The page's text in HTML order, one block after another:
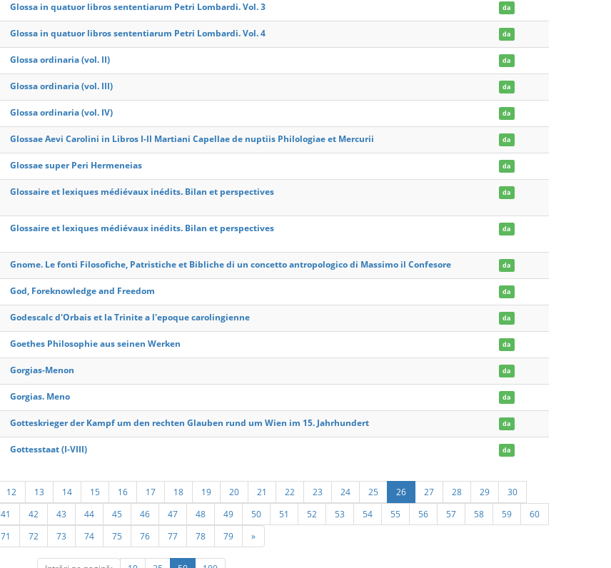
Glossa in quatuor libros sententiarum Petri Lombardi. Vol. 3 da
Glossa in quatuor libros sententiarum Petri Lombardi. Vol. 4 da
Glossa ordinaria (vol. II) da
Glossa ordinaria (vol. III) da
Glossa ordinaria (vol. IV) da
Glossae Aevi Carolini in Libros I-II Martiani Capellae de nuptiis Philologiae et Mercurii da
Glossae super Peri Hermeneias da
Glossaire et lexiques médiévaux inédits. Bilan et perspectives da
Glossaire et lexiques médiévaux inédits. Bilan et perspectives da
Gnome. Le fonti Filosofiche, Patristiche et Bibliche di un concetto antropologico di Massimo il Confesore da
God, Foreknowledge and Freedom da
Godescalc d'Orbais et la Trinite a l'epoque carolingienne da
Goethes Philosophie aus seinen Werken da
Gorgias-Menon da
Gorgias. Meno da
Gotteskrieger der Kampf um den rechten Glauben rund um Wien im 15. Jahrhundert da
Gottesstaat (I-VIII) da
12 13 14 15 16 17 18 19 20 21 22 23 24 25 26 27 28 29
30
41 42 43 44 45 46 47 48 49 50 51 52 53 54 55 56 57 58 59
60
71 72 73 74 75 76 77 78 79 »